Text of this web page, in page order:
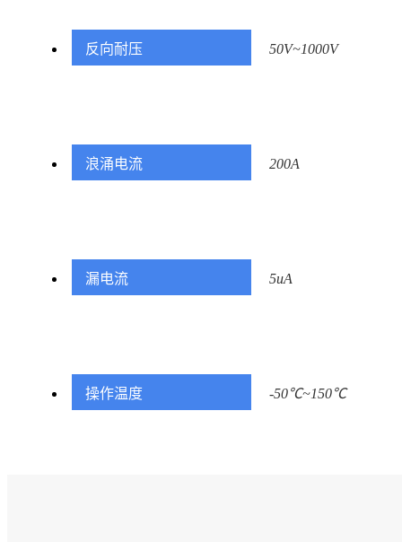
反向耐压 50V~1000V
浪涌电流 200A
漏电流 5uA
操作温度 -50℃~150℃